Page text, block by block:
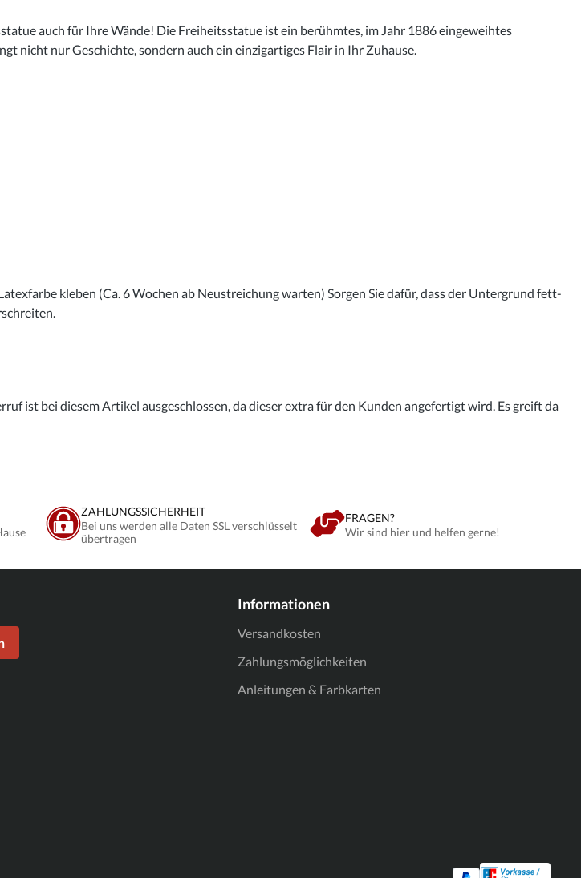
auch für Ihre Wände! Die Freiheitsstatue ist ein berühmtes, im Jahr 1886 eingeweihtes
nicht nur Geschichte, sondern auch ein einzigartiges Flair in Ihr Zuhause.
kleben (Ca. 6 Wochen ab Neustreichung warten) Sorgen Sie dafür, dass der Untergrund fett-
ist bei diesem Artikel ausgeschlossen, da dieser extra für den Kunden angefertigt wird. Es greift da
ZAHLUNGSSICHERHEIT
Bei uns werden alle Daten SSL verschlüsselt
übertragen
FRAGEN?
Wir sind hier und helfen gerne!
Informationen
Versandkosten
Zahlungsmöglichkeiten
Anleitungen & Farbkarten